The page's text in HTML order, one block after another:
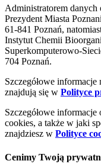
Administratorem
Prezydent Miasta
61-841 Poznań,
Instytut Chemii
Superkomputerowo-
704 Poznań.
Szczegółowe
znajdują się w Polityce
Szczegółowe
cookies, a także w jaki
znajdziesz w Polityce
Cenimy Twoją